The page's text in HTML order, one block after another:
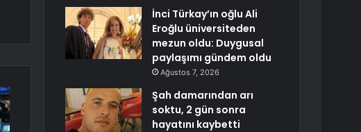
İnci Türkay’ın oğlu Ali
Eroğlu üniversiteden
mezun oldu: Duygusal
paylaşımı gündem oldu
Ağustos 7, 2026
Şah damarından arı
soktu, 2 gün sonra
hayatını kaybetti